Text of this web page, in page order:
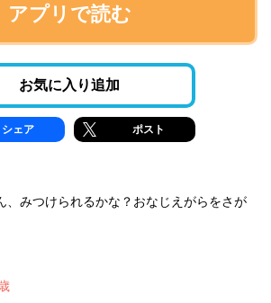
アプリで読む
お気に入り追加
シェア ポスト
、みつけられるかな？おなじえがらをさが